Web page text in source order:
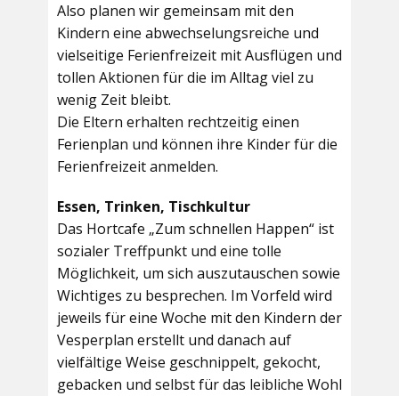
Also planen wir gemeinsam mit den
Kindern eine abwechselungsreiche und
vielseitige Ferienfreizeit mit Ausflügen und
tollen Aktionen für die im Alltag viel zu
wenig Zeit bleibt.
Die Eltern erhalten rechtzeitig einen
Ferienplan und können ihre Kinder für die
Ferienfreizeit anmelden.
Essen, Trinken, Tischkultur
Das Hortcafe „Zum schnellen Happen“ ist
sozialer Treffpunkt und eine tolle
Möglichkeit, um sich auszutauschen sowie
Wichtiges zu besprechen. Im Vorfeld wird
jeweils für eine Woche mit den Kindern der
Vesperplan erstellt und danach auf
vielfältige Weise geschnippelt, gekocht,
gebacken und selbst für das leibliche Wohl